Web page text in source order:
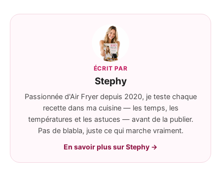
ÉCRIT PAR
Stephy
Passionnée d'Air Fryer depuis 2020, je teste chaque
recette dans ma cuisine — les temps, les
températures et les astuces — avant de la publier.
Pas de blabla, juste ce qui marche vraiment.
En savoir plus sur Stephy →